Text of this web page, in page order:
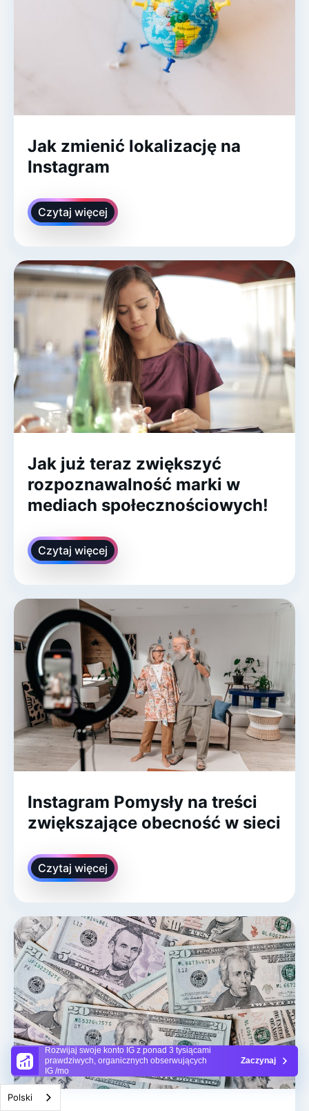
Rozwijaj swoje konto IG z ponad 3 tysiącami
prawdziwych, organicznych obserwujących
IG /mo
Zaczynaj
Jak zmienić lokalizację na
Instagram
Czytaj więcej
Jak już teraz zwiększyć
rozpoznawalność marki w
mediach społecznościowych!
Czytaj więcej
Instagram Pomysły na treści
zwiększające obecność w sieci
Czytaj więcej
Polski